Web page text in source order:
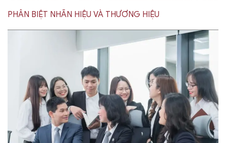
PHÂN BIỆT NHÃN HIỆU VÀ THƯƠNG HIỆU